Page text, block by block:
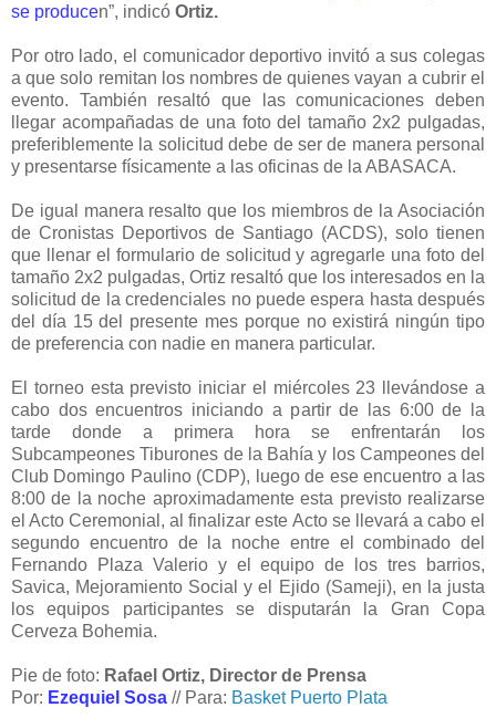
se producen”, indicó Ortiz.
Por otro lado, el comunicador deportivo invitó a sus colegas
a que solo remitan los nombres de quienes vayan a cubrir el
evento. También resaltó que las comunicaciones deben
llegar acompañadas de una foto del tamaño 2x2 pulgadas,
preferiblemente la solicitud debe de ser de manera personal
y presentarse físicamente a las oficinas de la ABASACA.
De igual manera resalto que los miembros de la Asociación
de Cronistas Deportivos de Santiago (ACDS), solo tienen
que llenar el formulario de solicitud y agregarle una foto del
tamaño 2x2 pulgadas, Ortiz resaltó que los interesados en la
solicitud de la credenciales no puede espera hasta después
del día 15 del presente mes porque no existirá ningún tipo
de preferencia con nadie en manera particular.
El torneo esta previsto iniciar el miércoles 23 llevándose a
cabo dos encuentros iniciando a partir de las 6:00 de la
tarde donde a primera hora se enfrentarán los
Subcampeones Tiburones de la Bahía y los Campeones del
Club Domingo Paulino (CDP), luego de ese encuentro a las
8:00 de la noche aproximadamente esta previsto realizarse
el Acto Ceremonial, al finalizar este Acto se llevará a cabo el
segundo encuentro de la noche entre el combinado del
Fernando Plaza Valerio y el equipo de los tres barrios,
Savica, Mejoramiento Social y el Ejido (Sameji), en la justa
los equipos participantes se disputarán la Gran Copa
Cerveza Bohemia.
Pie de foto: Rafael Ortiz, Director de Prensa
Por: Ezequiel Sosa // Para: Basket Puerto Plata